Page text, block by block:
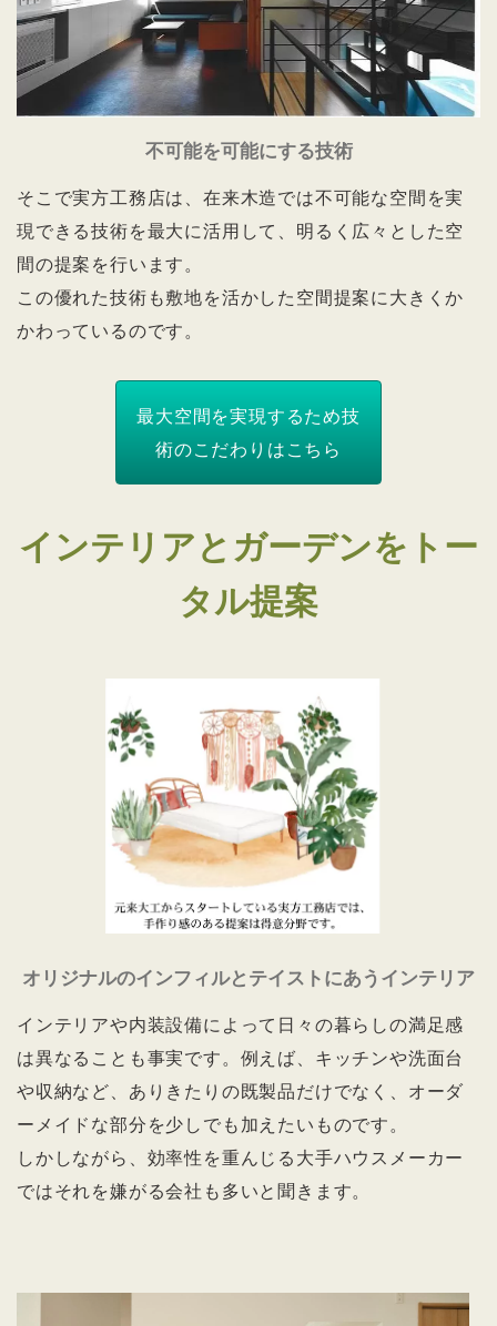
不可能を可能にする技術
そこで実方工務店は、在来木造では不可能な空間を実
現できる技術を最大に活用して、明るく広々とした空
間の提案を行います。
この優れた技術も敷地を活かした空間提案に大きくか
かわっているのです。
最大空間を実現するため技
術のこだわりはこちら
インテリアとガーデンをトー
タル提案
オリジナルのインフィルとテイストにあうインテリア
インテリアや内装設備によって日々の暮らしの満足感
は異なることも事実です。例えば、キッチンや洗面台
や収納など、ありきたりの既製品だけでなく、オーダ
ーメイドな部分を少しでも加えたいものです。
しかしながら、効率性を重んじる大手ハウスメーカー
ではそれを嫌がる会社も多いと聞きます。